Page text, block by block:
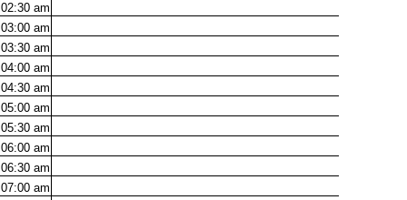
02:30 am
03:00 am
03:30 am
04:00 am
04:30 am
05:00 am
05:30 am
06:00 am
06:30 am
07:00 am